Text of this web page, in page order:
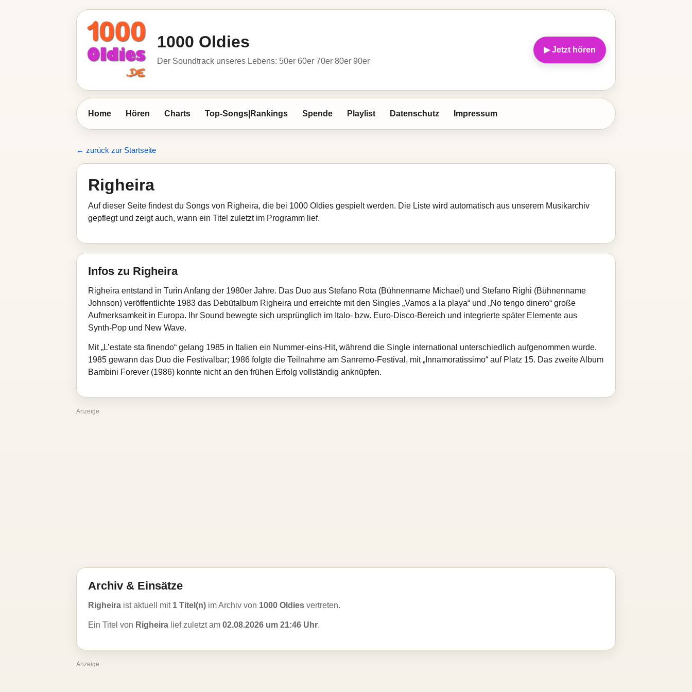
1000 Oldies
Der Soundtrack unseres Lebens: 50er 60er 70er 80er 90er
▶ Jetzt hören
Home Hören Charts Top-Songs|Rankings Spende Playlist Datenschutz Impressum
← zurück zur Startseite
Righeira
Auf dieser Seite findest du Songs von Righeira, die bei 1000 Oldies gespielt werden. Die Liste wird automatisch aus unserem Musikarchiv
gepflegt und zeigt auch, wann ein Titel zuletzt im Programm lief.
Infos zu Righeira
Righeira entstand in Turin Anfang der 1980er Jahre. Das Duo aus Stefano Rota (Bühnenname Michael) und Stefano Righi (Bühnenname
Johnson) veröffentlichte 1983 das Debütalbum Righeira und erreichte mit den Singles „Vamos a la playa“ und „No tengo dinero“ große
Aufmerksamkeit in Europa. Ihr Sound bewegte sich ursprünglich im Italo‑ bzw. Euro‑Disco‑Bereich und integrierte später Elemente aus
Synth‑Pop und New Wave.
Mit „L’estate sta finendo“ gelang 1985 in Italien ein Nummer‑eins‑Hit, während die Single international unterschiedlich aufgenommen wurde.
1985 gewann das Duo die Festivalbar; 1986 folgte die Teilnahme am Sanremo‑Festival, mit „Innamoratissimo“ auf Platz 15. Das zweite Album
Bambini Forever (1986) konnte nicht an den frühen Erfolg vollständig anknüpfen.
Anzeige
Archiv & Einsätze
Righeira ist aktuell mit 1 Titel(n) im Archiv von 1000 Oldies vertreten.
Ein Titel von Righeira lief zuletzt am 02.08.2026 um 21:46 Uhr.
Anzeige